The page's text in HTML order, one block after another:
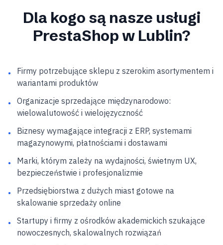
Dla kogo są nasze usługi
PrestaShopw Lublin?
•
Firmy potrzebujące sklepu z szerokim asortymentem i
wariantami produktów
•
Organizacje sprzedające międzynarodowo:
wielowalutowość i wielojęzyczność
•
Biznesy wymagające integracji z ERP, systemami
magazynowymi, płatnościami i dostawami
•
Marki, którym zależy na wydajności, świetnym UX,
bezpieczeństwie i profesjonalizmie
•
Przedsiębiorstwa z dużych miast gotowe na
skalowanie sprzedaży online
•
Startupy i firmy z ośrodków akademickich szukające
nowoczesnych, skalowalnych rozwiązań